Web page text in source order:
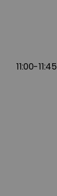
11:00-11:45